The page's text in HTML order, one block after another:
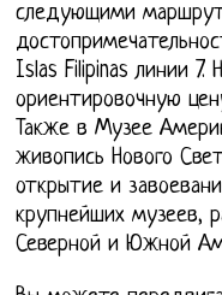
следующими
Islas Filipinas линии
ориентировочную
Также в Музее
живопись Нового
открытие и
крупнейших музеев,
Северной и Южной